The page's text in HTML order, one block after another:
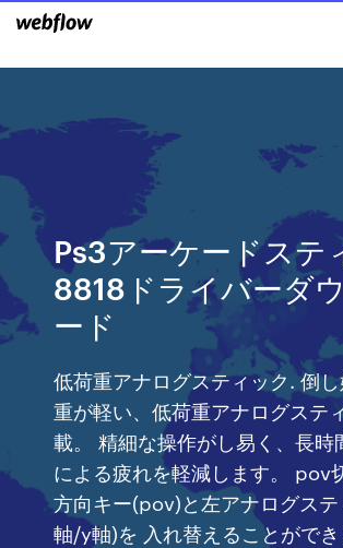
Ps3アーケードステ
8818ドライバーダ
ード
低荷重アナログスティック. 倒
重が軽い、低荷重アナログステ
載。 精細な操作がし易く、長時
による疲れを軽減します。 pov
方向キー(pov)と左アナログス
軸/y軸)を 入れ替えることがで